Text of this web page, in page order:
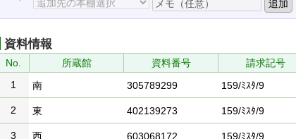
資料情報
No. 所蔵館 資料番号 請求記号
1
南 305789299 159/ﾐｽﾀ/9
2 東 402139273 159/ﾐｽﾀ/9
3 西 603068172 159/ﾐｽﾀ/9